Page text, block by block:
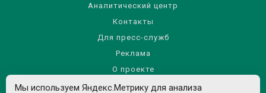
Аналитический центр
Контакты
Для пресс-служб
Реклама
О проекте
Правила использования материалов сайта
Мы используем Яндекс.Метрику для анализа